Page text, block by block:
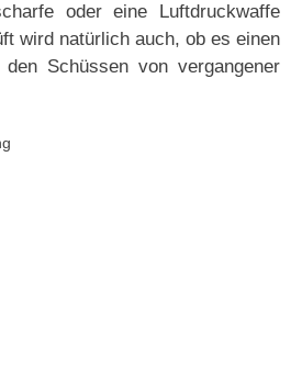
oder eine Luftdruckwaffe
wird natürlich auch, ob es einen
den Schüssen von vergangener